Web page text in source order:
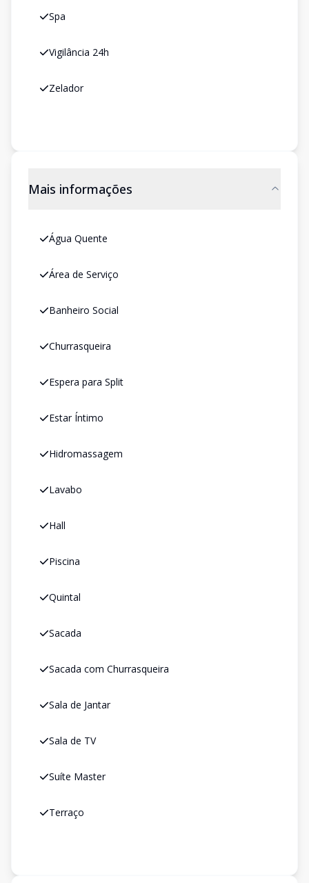
Spa
Vigilância 24h
Zelador
Mais informações
Água Quente
Área de Serviço
Banheiro Social
Churrasqueira
Espera para Split
Estar Íntimo
Hidromassagem
Lavabo
Hall
Piscina
Quintal
Sacada
Sacada com Churrasqueira
Sala de Jantar
Sala de TV
Suíte Master
Terraço